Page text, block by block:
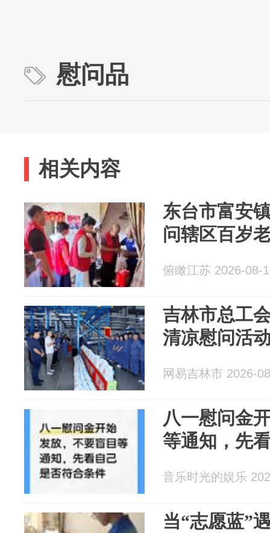
慰问品
相关内容
东台市富安
问辖区百岁
俯瞰江苏 2026-08-
吉林市总工
清凉慰问活
网易吉林市 2026-
八一慰问金
等通知，先
音乐时光的娱乐
当“志愿蓝”